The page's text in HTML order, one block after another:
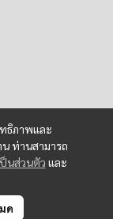
ธิภาพและ
ท่านสามารถ
นส่วนตัว และ
ด